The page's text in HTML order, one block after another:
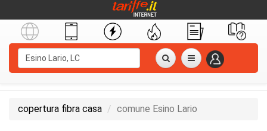
copertura fibra casa comune Esino Lario